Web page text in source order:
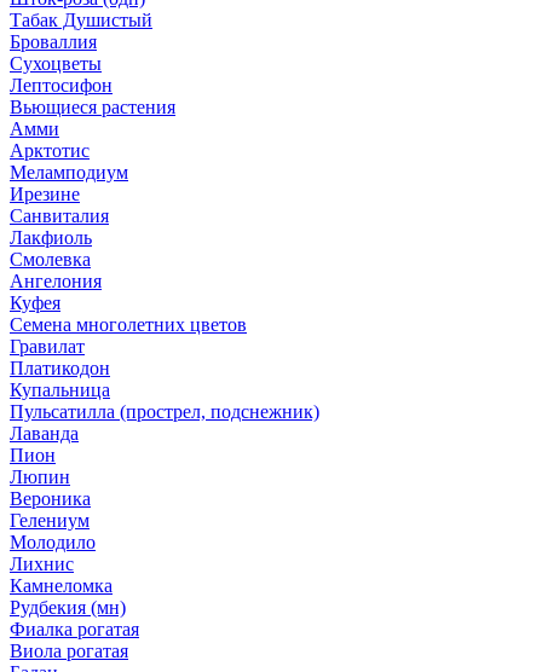
Табак Душистый
Броваллия
Сухоцветы
Лептосифон
Вьющиеся растения
Амми
Арктотис
Меламподиум
Ирезине
Санвиталия
Лакфиоль
Смолевка
Ангелония
Куфея
Семена многолетних цветов
Гравилат
Платикодон
Купальница
Пульсатилла (прострел, подснежник)
Лаванда
Пион
Люпин
Вероника
Гелениум
Молодило
Лихнис
Камнеломка
Рудбекия (мн)
Фиалка рогатая
Виола рогатая